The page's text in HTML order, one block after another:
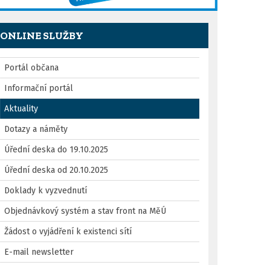
ONLINE SLUŽBY
Portál občana
Informační portál
Aktuality
Dotazy a náměty
Úřední deska do 19.10.2025
Úřední deska od 20.10.2025
Doklady k vyzvednutí
Objednávkový systém a stav front na MěÚ
Žádost o vyjádření k existenci sítí
E-mail newsletter